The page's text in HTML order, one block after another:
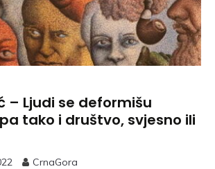
– Ljudi se deformišu
tako i društvo, svjesno ili
CrnaGora